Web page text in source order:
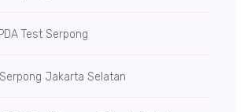
Test Serpong
Jakarta Selatan